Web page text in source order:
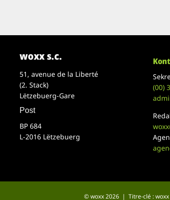
woxx s.c.
51, avenue de la Liberté
(2. Stack)
Lëtzebuerg-Gare
Post
BP 684
L-2016 Lëtzebuerg
(00)
© woxx 2026 | Titre-clé :